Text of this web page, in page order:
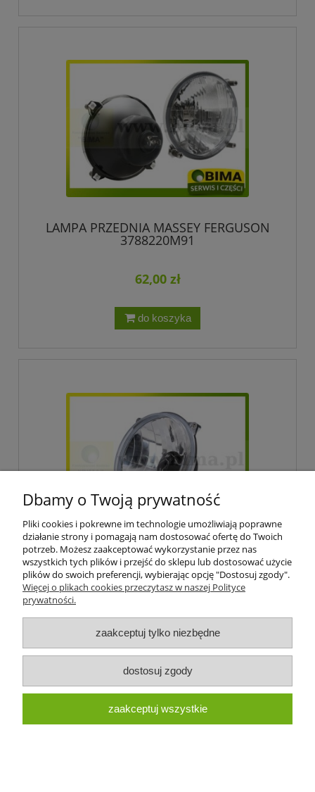
LAMPA PRZEDNIA MASSEY FERGUSON
3788220M91
62,00 zł
do koszyka
LAMPA PRZEDNIA MASSEY FERGUSON
3788220M91
do koszyka
2 »
Dbamy o Twoją prywatność
Pliki cookies i pokrewne im technologie umożliwiają poprawne
działanie strony i pomagają nam dostosować ofertę do Twoich
potrzeb. Możesz zaakceptować wykorzystanie przez nas
wszystkich tych plików i przejść do sklepu lub dostosować użycie
plików do swoich preferencji, wybierając opcję "Dostosuj zgody".
Więcej o plikach cookies przeczytasz w naszej Polityce
prywatności.
zaakceptuj tylko niezbędne
dostosuj zgody
zaakceptuj wszystkie